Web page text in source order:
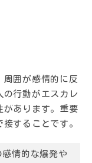
周囲が感情的に反
の行動がエスカレ
があります。重要
することです。
情的な爆発や